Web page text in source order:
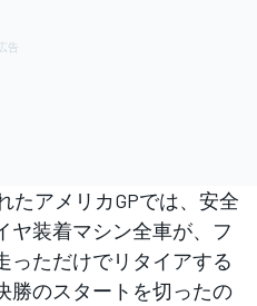
アメリカGPでは、安全
ヤ装着マシン全車が、フ
っただけでリタイアする
勝のスタートを切ったの